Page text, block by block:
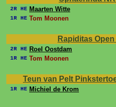
2R HE Maarten Witte
1R HE Tom Moonen
Rapiditas
2R HE Roel Oostdam
1R HE Tom Moonen
Teun van Pelt
1R HE Michiel de Krom